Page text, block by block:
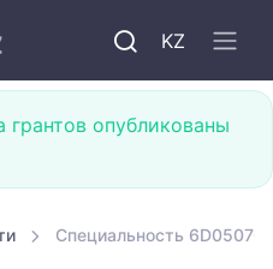
KZ
грантов опубликованы
Специальность